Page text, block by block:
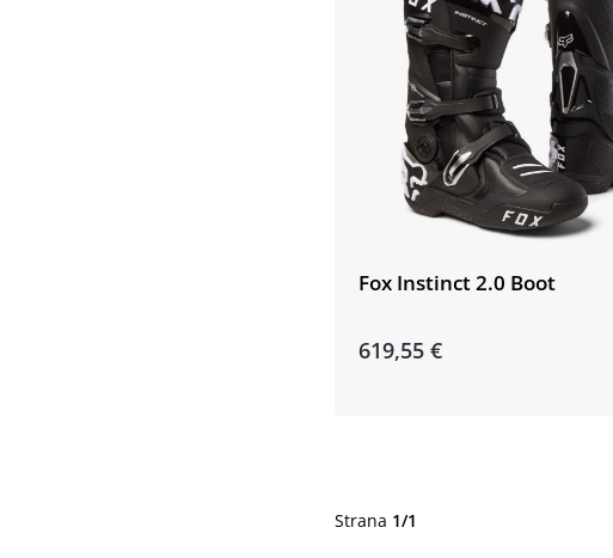
Fox Instinct 2.0 Boot
619,55 €
Strana 1/1